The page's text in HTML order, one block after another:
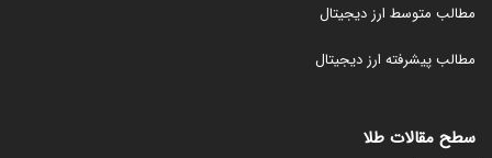
مطالب متوسط ارز دیجیتال
مطالب پیشرفته ارز دیجیتال
سطح مقالات طلا